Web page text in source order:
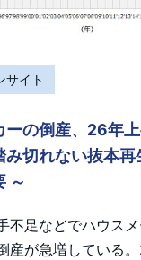
サイト
ーの倒産、26年
切れない抜本再
～
不足などでハウス
産が急増している